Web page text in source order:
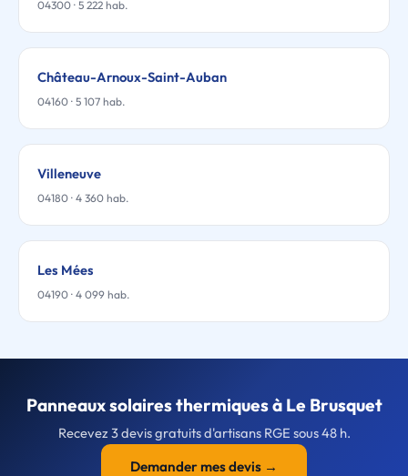
04300 · 5 222 hab.
Château-Arnoux-Saint-Auban
04160 · 5 107 hab.
Villeneuve
04180 · 4 360 hab.
Les Mées
04190 · 4 099 hab.
Panneaux solaires thermiques à Le Brusquet
Recevez 3 devis gratuits d'artisans RGE sous 48 h.
Demander mes devis →